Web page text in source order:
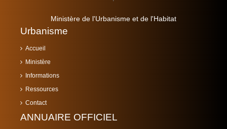
Ministère de l'Urbanisme et de l'Habitat
Urbanisme
Accueil
Ministère
Informations
Ressources
Contact
ANNUAIRE OFFICIEL